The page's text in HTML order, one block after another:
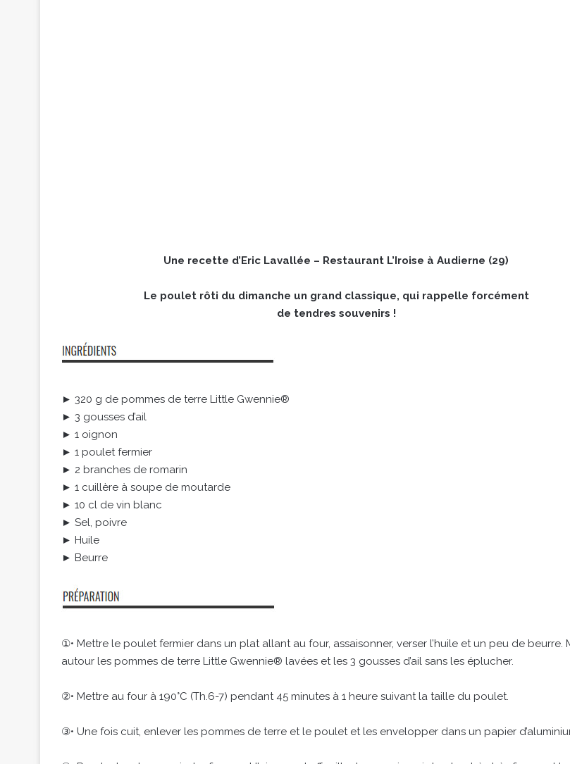
Une recette d’Eric Lavallée – Restaurant L’Iroise à Audierne (29)
Le poulet rôti du dimanche un grand classique, qui rappelle forcément
de tendres souvenirs !
► 320 g de pommes de terre Little Gwennie®
► 3 gousses d’ail
► 1 oignon
► 1 poulet fermier
► 2 branches de romarin
► 1 cuillère à soupe de moutarde
► 10 cl de vin blanc
► Sel, poivre
► Huile
► Beurre
①• Mettre le poulet fermier dans un plat allant au four, assaisonner, verser l’huile et un peu de beurre.
autour les pommes de terre Little Gwennie® lavées et les 3 gousses d’ail sans les éplucher.
②• Mettre au four à 190°C (Th.6-7) pendant 45 minutes à 1 heure suivant la taille du poulet.
③• Une fois cuit, enlever les pommes de terre et le poulet et les envelopper dans un papier